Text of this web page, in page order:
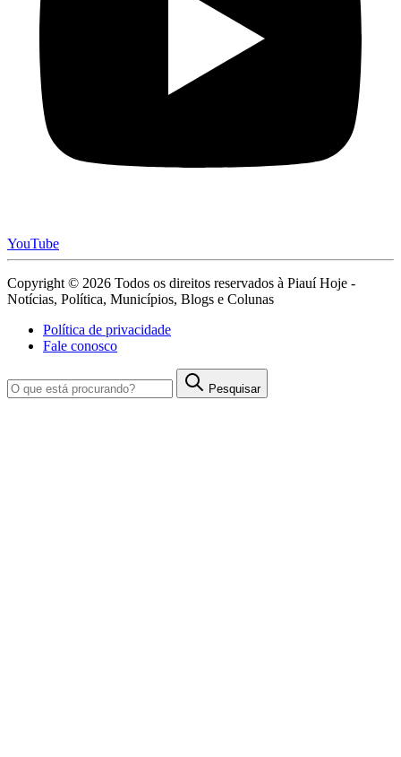
YouTube
Copyright © 2026 Todos os direitos reservados à Piauí Hoje -
Notícias, Política, Municípios, Blogs e Colunas
Política de privacidade
Fale conosco
Pesquisar